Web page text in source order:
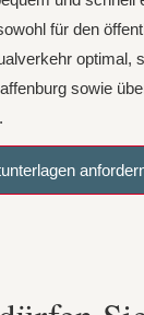
für den
optimal,
sowie